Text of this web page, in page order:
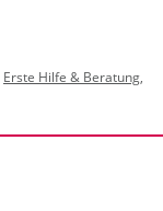
Erste Hilfe & Beratung,